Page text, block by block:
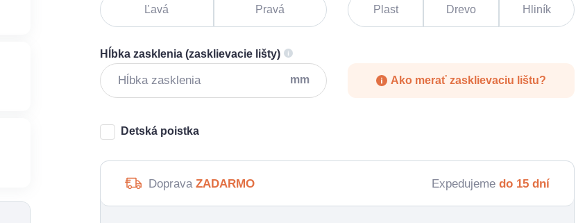
Ľavá Pravá Plast Drevo Hliník
Hĺbka zasklenia (zasklievacie lišty)
mm Ako merať zasklievaciu lištu?
Detská poistka
Doprava ZADARMO Expedujeme do 15 dní